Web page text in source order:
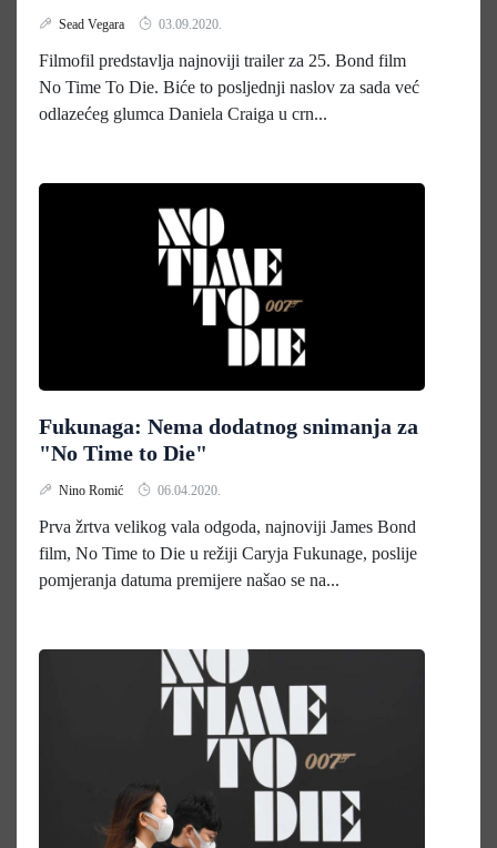
Sead Vegara 03.09.2020.
Filmofil predstavlja najnoviji trailer za 25. Bond film
No Time To Die. Biće to posljednji naslov za sada već
odlazećeg glumca Daniela Craiga u crn...
Fukunaga: Nema dodatnog snimanja za
"No Time to Die"
Nino Romić 06.04.2020.
Prva žrtva velikog vala odgoda, najnoviji James Bond
film, No Time to Die u režiji Caryja Fukunage, poslije
pomjeranja datuma premijere našao se na...